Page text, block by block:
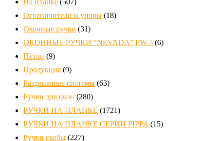
На планке (507)
Ограничители и упоры (18)
Оконные ручки (31)
ОКОННЫЕ РУЧКИ “NEVADA” FW 7 (6)
Петли (9)
Продукция (9)
Раздвижные системы (63)
Ручки для окон (280)
РУЧКИ НА ПЛАНКЕ (1721)
РУЧКИ НА ПЛАНКЕ СЕРИИ PIPPA (15)
Ручки скобы (227)